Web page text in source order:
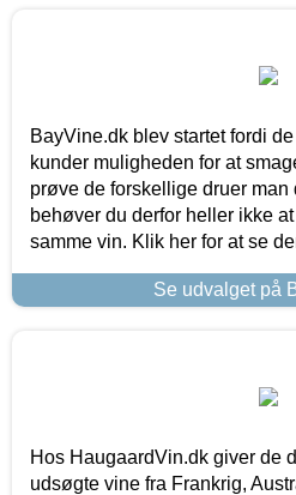
BayVine.dk blev startet fordi
kunder muligheden for at
prøve de forskellige druer man
behøver du derfor heller ikke
samme vin. Klik her for at se
Se udvalget på
Hos HaugaardVin.dk giver de
udsøgte vine fra Frankrig,